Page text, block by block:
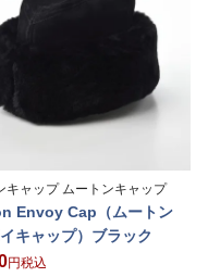
キャップ ムートンキャップ
Envoy Cap（ムートン
キャップ）ブラック
税込